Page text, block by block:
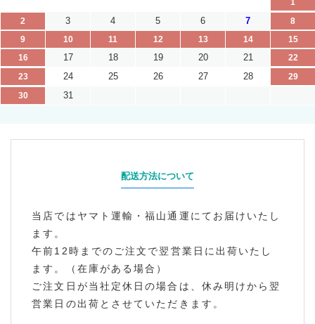
2
3 4 5 6 7
8
9
10 11 12 13 14
15
16
17 18 19 20 21
22
23
24 25 26 27 28
29
30
31
配送方法について
当店ではヤマト運輸・福山通運にてお届けいたし
ます。
午前12時までのご注文で翌営業日に出荷いたし
ます。（在庫がある場合）
ご注文日が当社定休日の場合は、休み明けから翌
営業日の出荷とさせていただきます。